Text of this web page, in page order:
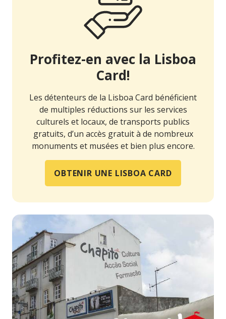
Profitez-en avec la Lisboa
Card!
Les détenteurs de la Lisboa Card bénéficient
de multiples réductions sur les services
culturels et locaux, de transports publics
gratuits, d’un accès gratuit à de nombreux
monuments et musées et bien plus encore.
OBTENIR UNE LISBOA CARD